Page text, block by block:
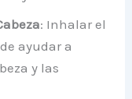
: Inhalar el
ayudar a
y las